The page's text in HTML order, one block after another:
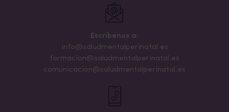
Escribenos a:
info@saludmentalperinatal.es
formacion@saludmentalperinatal.es
comunicacion@saludmentalperinatal.es